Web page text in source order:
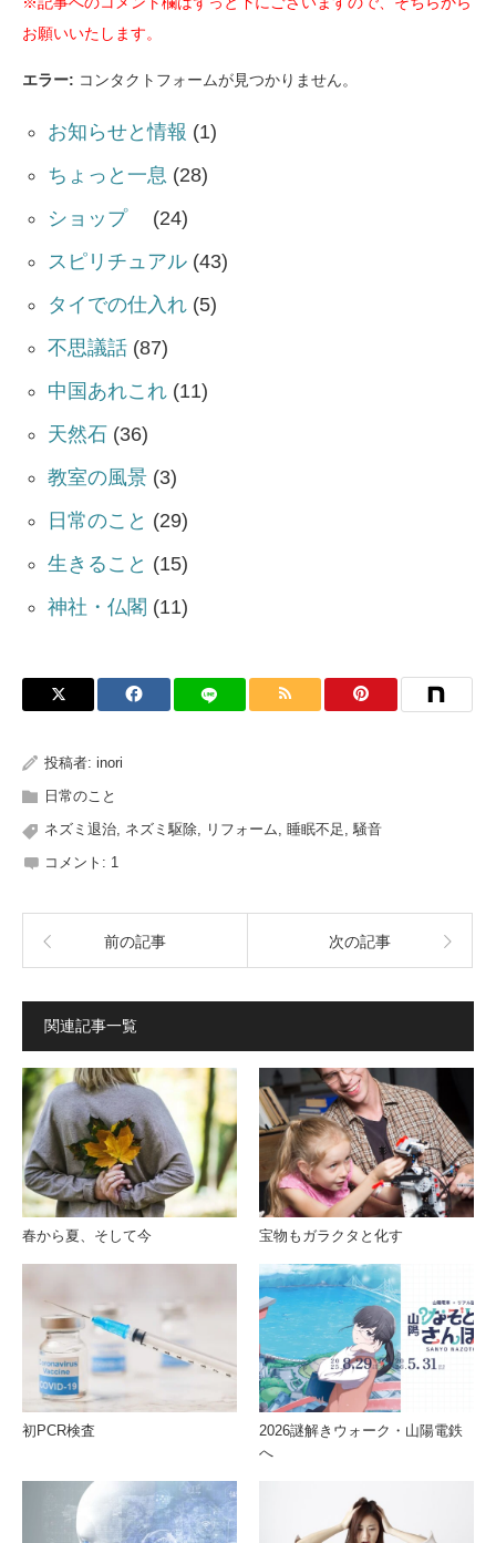
お願いいたします。
エラー: コンタクトフォームが見つかりません。
お知らせと情報 (1)
ちょっと一息 (28)
ショップ
(24)
スピリチュアル (43)
タイでの仕入れ (5)
不思議話 (87)
中国あれこれ (11)
天然石 (36)
教室の風景 (3)
日常のこと (29)
生きること (15)
神社・仏閣 (11)
投稿者: inori
日常のこと
ネズミ退治 ネズミ駆除 リフォーム 睡眠不足
騒音
コメント: 1
前の記事 次の記事
関連記事一覧
春から夏、そして今 宝物もガラクタと化す
初PCR検査
2026謎解きウォーク・山陽電鉄
へ